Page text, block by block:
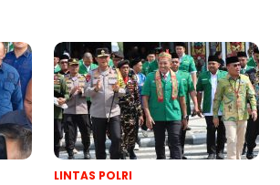
LINTAS POLRI